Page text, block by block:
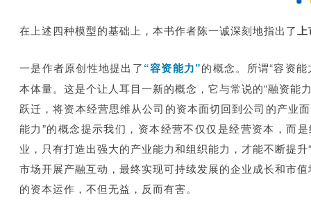
在上述四种模型的基础上，本书作者陈一诚深刻地指出了上
一是作者原创性地提出了“容资能力”的概念。所谓“容资
本体量。这是个让人耳目一新的概念，它与常说的“融资能
跃迁，将资本经营思维从公司的资本面切回到公司的产业
能力”的概念提示我们，资本经营不仅仅是经营资本，而
业，只有打造出强大的产业能力和组织能力，才能不断提
市场开展产融互动，最终实现可持续发展的企业成长和市
的资本运作，不但无益，反而有害。